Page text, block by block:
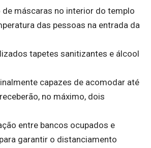
máscaras no interior do templo
das pessoas na entrada da
tapetes sanitizantes e álcool
capazes de acomodar até
no máximo, dois
entre bancos ocupados e
garantir o distanciamento